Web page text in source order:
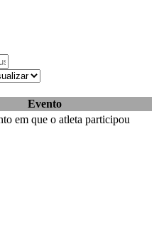
Evento
em que o atleta participou